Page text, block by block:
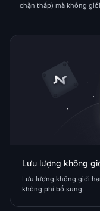
chặn thấp) mà không
Lưu lượng không
Lưu lượng không giới
không phí bổ sung.